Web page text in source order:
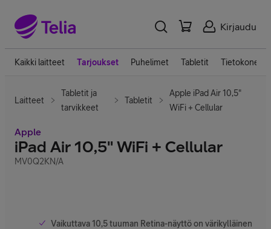
Kirjaudu
Kaikki laitteet Tarjoukset Puhelimet Tabletit Tietokoneet
Laitteet
Tabletit ja
tarvikkeet
Tabletit
Apple iPad Air 10,5"
WiFi + Cellular
Apple
iPad Air 10,5" WiFi + Cellular
MV0Q2KN/A
Vaikuttava 10,5 tuuman Retina-näyttö on värikylläinen